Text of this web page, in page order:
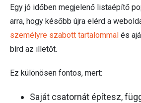
Egy jó időben megjelenő listaépítő
arra, hogy később újra elérd a
személyre szabott tartalommal és
bírd az illetőt.
Ez különösen fontos, mert:
Saját csatornát építesz,